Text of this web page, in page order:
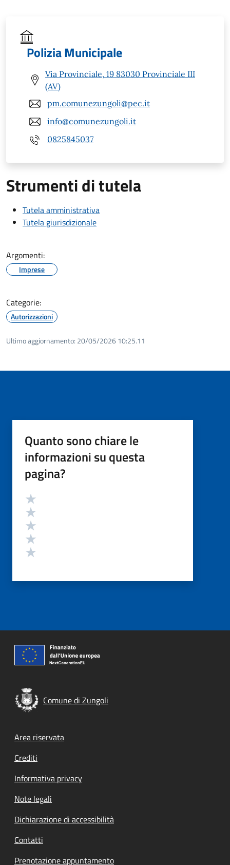
Polizia Municipale
Via Provinciale, 19 83030 Provinciale III
(AV)
pm.comunezungoli@pec.it
info@comunezungoli.it
0825845037
Strumenti di tutela
Tutela amministrativa
Tutela giurisdizionale
Argomenti:
Imprese
Categorie:
Autorizzazioni
Ultimo aggiornamento: 20/05/2026 10:25.11
Quanto sono chiare le
informazioni su questa
pagina?
Valutazione
Comune di Zungoli
Footer menu
Area riservata
Crediti
Informativa privacy
Note legali
Dichiarazione di accessibilità
Contatti
Prenotazione appuntamento